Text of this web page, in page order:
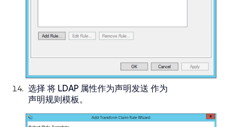
选择 将 LDAP 属性作为声明发送 作为
声明规则模板。